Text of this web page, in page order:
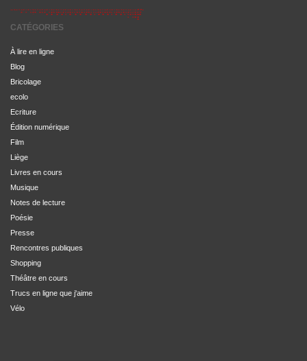
CATÉGORIES
À lire en ligne
Blog
Bricolage
ecolo
Ecriture
Édition numérique
Film
Liège
Livres en cours
Musique
Notes de lecture
Poésie
Presse
Rencontres publiques
Shopping
Théâtre en cours
Trucs en ligne que j'aime
Vélo